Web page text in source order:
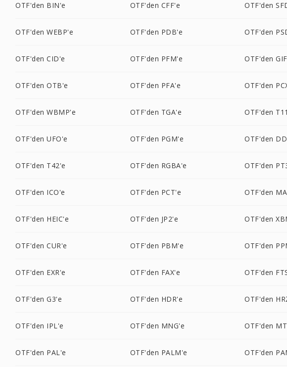
OTF'den BIN'e OTF'den CFF'e OTF'den
OTF'den WEBP'e OTF'den PDB'e OTF'den
OTF'den CID'e OTF'den PFM'e OTF'den
OTF'den OTB'e OTF'den PFA'e OTF'den
OTF'den WBMP'e OTF'den TGA'e OTF'den
OTF'den UFO'e OTF'den PGM'e OTF'den
OTF'den T42'e OTF'den RGBA'e OTF'den
OTF'den ICO'e OTF'den PCT'e OTF'den
OTF'den HEIC'e OTF'den JP2'e OTF'den
OTF'den CUR'e OTF'den PBM'e OTF'den
OTF'den EXR'e OTF'den FAX'e OTF'den
OTF'den G3'e OTF'den HDR'e OTF'den
OTF'den IPL'e OTF'den MNG'e OTF'den
OTF'den PAL'e OTF'den PALM'e OTF'den